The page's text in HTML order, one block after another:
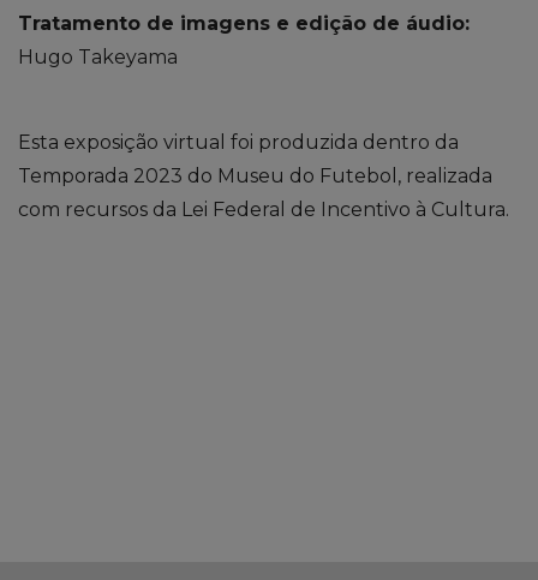
Tratamento de imagens e edição de áudio:
Hugo Takeyama
Esta exposição virtual foi produzida dentro da
Temporada 2023 do Museu do Futebol, realizada
com recursos da Lei Federal de Incentivo à Cultura.